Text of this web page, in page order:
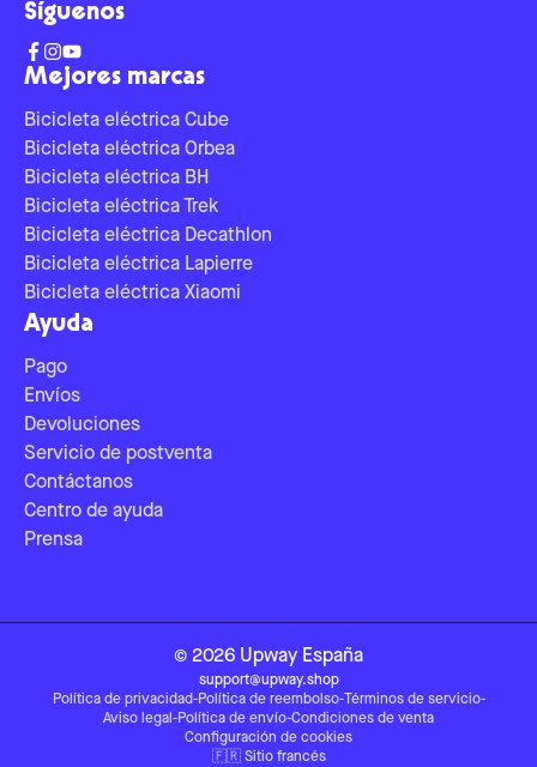
Mejores marcas
Bicicleta eléctrica Cube
Bicicleta eléctrica Orbea
Bicicleta eléctrica BH
Bicicleta eléctrica Trek
Bicicleta eléctrica Decathlon
Bicicleta eléctrica Lapierre
Bicicleta eléctrica Xiaomi
Ayuda
Pago
Envíos
Devoluciones
Servicio de postventa
Contáctanos
Centro de ayuda
Prensa
Síguenos
© 2026 Upway España
support@upway.shop
Política de privacidad-Política de reembolso-Términos de servicio-
Aviso legal -Política de envío-Condiciones de venta
Configuración de cookies
🇫🇷 Sitio francés